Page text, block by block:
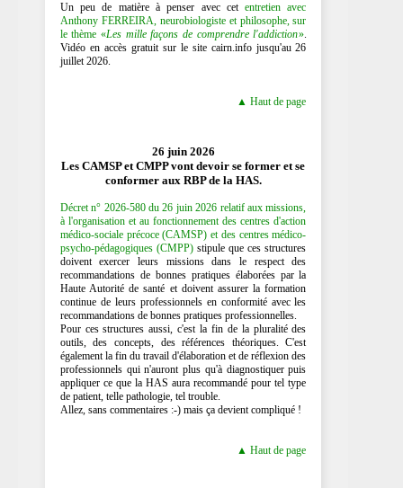
Un peu de matière à penser avec cetentretien avec
Anthony FERREIRA, neurobiologiste et philosophe, sur
le thème «Les mille façons de comprendre l'addiction».
Vidéo en accès gratuit sur le site cairn.info jusqu'au 26
juillet 2026.
▲ Haut de page
26 juin 2026
Les CAMSP et CMPP vont devoir se former et se
conformer aux RBP de la HAS.
Décret n° 2026-580 du 26 juin 2026 relatif aux missions,
à l'organisation et au fonctionnement des centres d'action
médico-sociale précoce (CAMSP) et des centres médico-
psycho-pédagogiques (CMPP)stipule que ces structures
doivent exercer leurs missions dans le respect des
recommandations de bonnes pratiques élaborées par la
Haute Autorité de santé et doivent assurer la formation
continue de leurs professionnels en conformité avec les
recommandations de bonnes pratiques professionnelles.
Pour ces structures aussi, c'est la fin de la pluralité des
outils, des concepts, des références théoriques. C'est
également la fin du travail d'élaboration et de réflexion des
professionnels qui n'auront plus qu'à diagnostiquer puis
appliquer ce que la HAS aura recommandé pour tel type
de patient, telle pathologie, tel trouble.
Allez, sans commentaires :-) mais ça devient compliqué !
▲ Haut de page